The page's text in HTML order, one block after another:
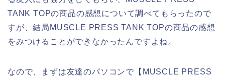
TANK TOPの商品の感想について調べてもらったので
すが、結局MUSCLE PRESS TANK TOPの商品の感想
をみつけることができなかったんですよね。
なので、まずは友達のパソコンで【MUSCLE PRESS